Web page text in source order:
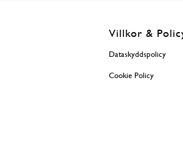
Villkor &
Dataskyddspolicy
Cookie Policy